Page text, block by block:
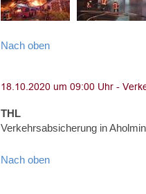
Nach oben
THL
Verkehrsabsicherung in
Nach oben